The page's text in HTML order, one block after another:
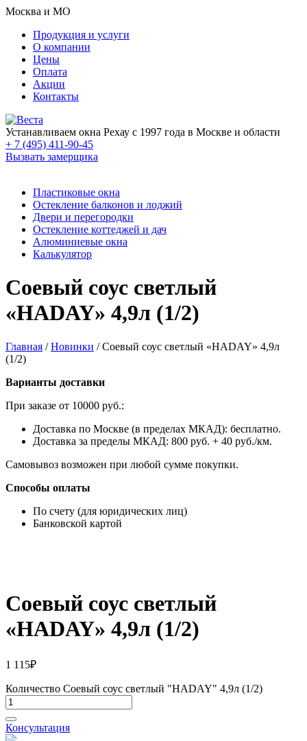
Москва и МО
Продукция и услуги
О компании
Цены
Оплата
Акции
Контакты
Устанавливаем окна Рехау с 1997 года в Москве и области
+ 7 (495) 411-90-45
Вызвать замерщика
Пластиковые окна
Остекление балконов и лоджий
Двери и перегородки
Остекление коттеджей и дач
Алюминиевые окна
Калькулятор
Соевый соус светлый
«HADAY» 4,9л (1/2)
Главная /Новинки /Соевый соус светлый «HADAY» 4,9л
(1/2)
Варианты доставки
При заказе от 10000 руб.:
Доставка по Москве (в пределах МКАД): бесплатно.
Доставка за пределы МКАД: 800 руб. + 40 руб./км.
Самовывоз возможен при любой сумме покупки.
Способы оплаты
По счету (для юридических лиц)
Банковской картой
Соевый соус светлый
«HADAY» 4,9л (1/2)
1 115₽
Количество Соевый соус светлый "HADAY" 4,9л (1/2)
Консультация